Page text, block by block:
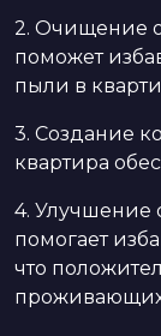
2. Очищение
поможет
пыли в
3. Создание
квартира
4. Улучшение
помогает
что